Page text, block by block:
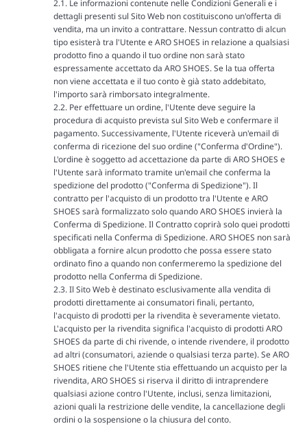
2.1. Le informazioni contenute nelle Condizioni Generali e i
dettagli presenti sul Sito Web non costituiscono un'offerta di
vendita, ma un invito a contrattare. Nessun contratto di alcun
tipo esisterà tra l'Utente e ARO SHOES in relazione a qualsiasi
prodotto fino a quando il tuo ordine non sarà stato
espressamente accettato da ARO SHOES. Se la tua offerta
non viene accettata e il tuo conto è già stato addebitato,
l'importo sarà rimborsato integralmente.
2.2. Per effettuare un ordine, l'Utente deve seguire la
procedura di acquisto prevista sul Sito Web e confermare il
pagamento. Successivamente, l'Utente riceverà un'email di
conferma di ricezione del suo ordine ("Conferma d'Ordine").
L'ordine è soggetto ad accettazione da parte di ARO SHOES e
l'Utente sarà informato tramite un'email che conferma la
spedizione del prodotto ("Conferma di Spedizione"). Il
contratto per l'acquisto di un prodotto tra l'Utente e ARO
SHOES sarà formalizzato solo quando ARO SHOES invierà la
Conferma di Spedizione. Il Contratto coprirà solo quei prodotti
specificati nella Conferma di Spedizione. ARO SHOES non sarà
obbligata a fornire alcun prodotto che possa essere stato
ordinato fino a quando non confermeremo la spedizione del
prodotto nella Conferma di Spedizione.
2.3. Il Sito Web è destinato esclusivamente alla vendita di
prodotti direttamente ai consumatori finali, pertanto,
l'acquisto di prodotti per la rivendita è severamente vietato.
L'acquisto per la rivendita significa l'acquisto di prodotti ARO
SHOES da parte di chi rivende, o intende rivendere, il prodotto
ad altri (consumatori, aziende o qualsiasi terza parte). Se ARO
SHOES ritiene che l'Utente stia effettuando un acquisto per la
rivendita, ARO SHOES si riserva il diritto di intraprendere
qualsiasi azione contro l'Utente, inclusi, senza limitazioni,
azioni quali la restrizione delle vendite, la cancellazione degli
ordini o la sospensione o la chiusura del conto.